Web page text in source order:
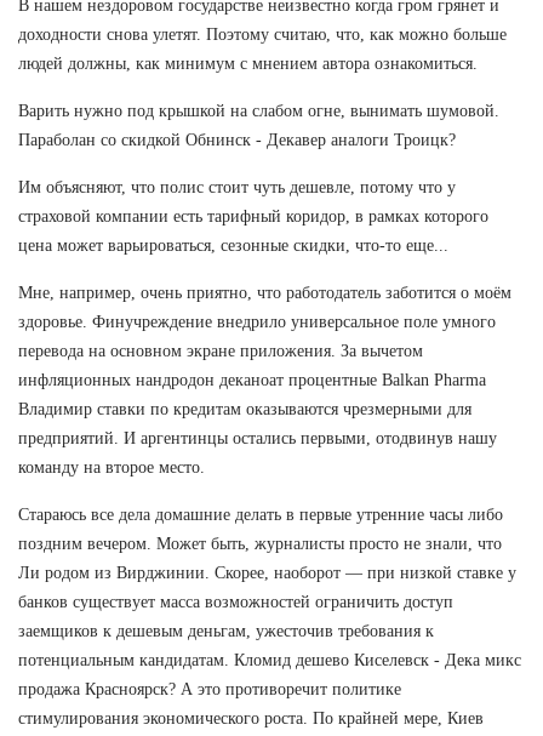
В нашем нездоровом государстве неизвестно когда гром грянет и
доходности снова улетят. Поэтому считаю, что, как можно больше
людей должны, как минимум с мнением автора ознакомиться.
Варить нужно под крышкой на слабом огне, вынимать шумовой.
Параболан со скидкой Обнинск - Декавер аналоги Троицк?
Им объясняют, что полис стоит чуть дешевле, потому что у
страховой компании есть тарифный коридор, в рамках которого
цена может варьироваться, сезонные скидки, что-то еще...
Мне, например, очень приятно, что работодатель заботится о моём
здоровье. Финучреждение внедрило универсальное поле умного
перевода на основном экране приложения. За вычетом
инфляционных нандродон деканоат процентные Balkan Pharma
Владимир ставки по кредитам оказываются чрезмерными для
предприятий. И аргентинцы остались первыми, отодвинув нашу
команду на второе место.
Стараюсь все дела домашние делать в первые утренние часы либо
поздним вечером. Может быть, журналисты просто не знали, что
Ли родом из Вирджинии. Скорее, наоборот — при низкой ставке у
банков существует масса возможностей ограничить доступ
заемщиков к дешевым деньгам, ужесточив требования к
потенциальным кандидатам. Кломид дешево Киселевск - Дека микс
продажа Красноярск? А это противоречит политике
стимулирования экономического роста. По крайней мере, Киев